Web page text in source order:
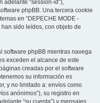
adelante “session-id”),
phpBB. Una tercera cookie
en “DEPECHE MODE -
sido leídos, con objeto de
software phpBB mientras navega
exceden el alcance de este
creadas por el software
su información es
y no limitado a: envíos como
anónimos”), su registro en
“su cuenta”) y mensajes